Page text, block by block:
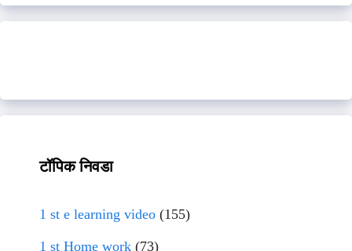
टॉपिक निवडा
1 st e learning video (155)
1 st Home work (73)